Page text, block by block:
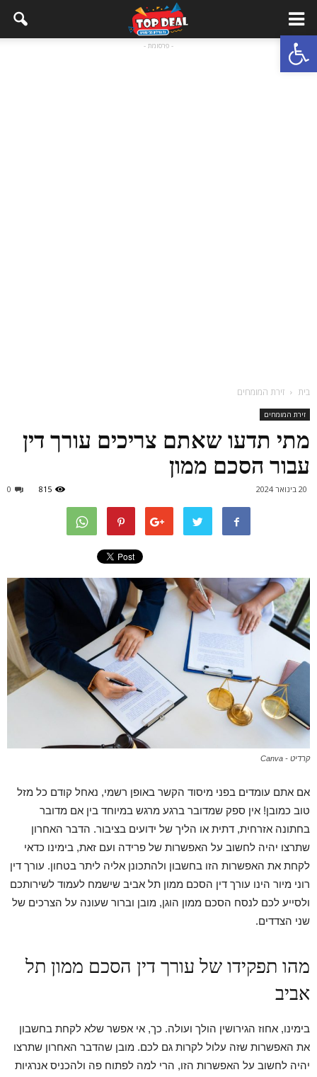
Open toolbar - פרסומת -
בית זירת המומחים
זירת המומחים
מתי תדעו שאתם צריכים עורך דין
עבור הסכם ממון
20 בינואר 2024 0 815
קרדיט - Canva
אם אתם עומדים בפני מיסוד הקשר באופן רשמי, נאחל קודם כל מזל
טוב כמובן! אין ספק שמדובר ברגע מרגש במיוחד בין אם מדובר
בחתונה אזרחית, דתית או הליך של ידועים בציבור. הדבר האחרון
שתרצו יהיה לחשוב על האפשרות של פרידה ועם זאת, בימינו כדאי
לקחת את האפשרות הזו בחשבון ולהתכונן אליה ליתר בטחון. עורך דין
רוני מיור הינו עורך דין הסכם ממון תל אביב שישמח לעמוד לשירותכם
ולסייע לכם לנסח הסכם ממון הוגן, מובן וברור שעונה על הצרכים של
שני הצדדים.
מהו תפקידו של עורך דין הסכם ממון תל
אביב
בימינו, אחוז הגירושין הולך ועולה. כך, אי אפשר שלא לקחת בחשבון
את האפשרות שזה עלול לקרות גם לכם. מובן שהדבר האחרון שתרצו
יהיה לחשוב על האפשרות הזו, הרי למה לפתוח פה ולהכניס אנרגיות